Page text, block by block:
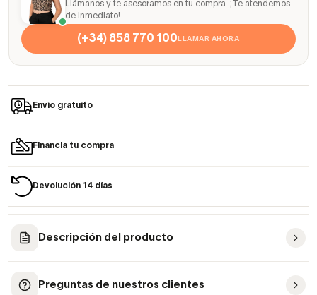
Llámanos y te asesoramos en tu compra. ¡Te atendemos
de inmediato!
(+34) 858 770 100LLAMAR AHORA
Envío gratuito
Financia tu compra
Devolución 14 días
Descripción del producto
Preguntas de nuestros clientes